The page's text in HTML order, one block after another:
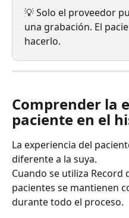
💡 Solo el proveedor
una grabación. El
hacerlo.
Comprender la
paciente en el
La experiencia del
diferente a la suya.
Cuando se utiliza Record
pacientes se mantienen
durante todo el proceso.